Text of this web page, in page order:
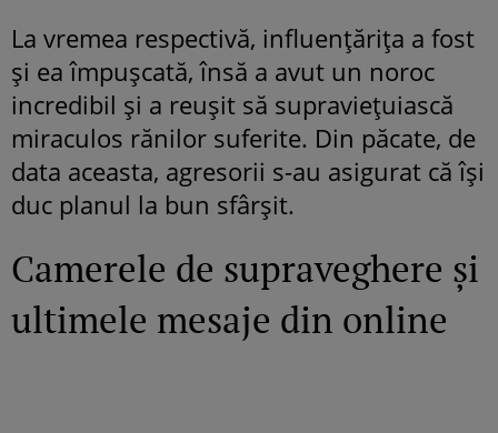
La vremea respectivă, influențărița a fost
și ea împușcată, însă a avut un noroc
incredibil și a reușit să supraviețuiască
miraculos rănilor suferite. Din păcate, de
data aceasta, agresorii s-au asigurat că își
duc planul la bun sfârșit.
Camerele de supraveghere și
ultimele mesaje din online